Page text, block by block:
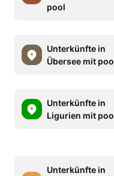
pool
Unterkünfte in
Übersee mit
Unterkünfte in
Ligurien mit
Unterkünfte in